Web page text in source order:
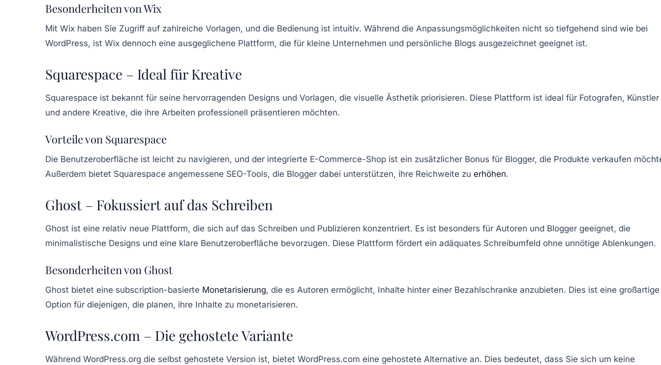
Besonderheiten von Wix
Mit Wix haben Sie Zugriff auf zahlreiche Vorlagen, und die Bedienung ist intuitiv. Während die Anpassungsmöglichkeiten nicht so tiefgehend sind wie bei
WordPress, ist Wix dennoch eine ausgeglichene Plattform, die für kleine Unternehmen und persönliche Blogs ausgezeichnet geeignet ist.
Squarespace – Ideal für Kreative
Squarespace ist bekannt für seine hervorragenden Designs und Vorlagen, die visuelle Ästhetik priorisieren. Diese Plattform ist ideal für Fotografen, Künstler
und andere Kreative, die ihre Arbeiten professionell präsentieren möchten.
Vorteile von Squarespace
Die Benutzeroberfläche ist leicht zu navigieren, und der integrierte E-Commerce-Shop ist ein zusätzlicher Bonus für Blogger, die Produkte verkaufen
Außerdem bietet Squarespace angemessene SEO-Tools, die Blogger dabei unterstützen, ihre Reichweite zu erhöhen.
Ghost – Fokussiert auf das Schreiben
Ghost ist eine relativ neue Plattform, die sich auf das Schreiben und Publizieren konzentriert. Es ist besonders für Autoren und Blogger geeignet, die
minimalistische Designs und eine klare Benutzeroberfläche bevorzugen. Diese Plattform fördert ein adäquates Schreibumfeld ohne unnötige Ablenkungen.
Besonderheiten von Ghost
Ghost bietet eine subscription-basierte Monetarisierung, die es Autoren ermöglicht, Inhalte hinter einer Bezahlschranke anzubieten. Dies ist eine großartige
Option für diejenigen, die planen, ihre Inhalte zu monetarisieren.
WordPress.com – Die gehostete Variante
Während WordPress.org die selbst gehostete Version ist, bietet WordPress.com eine gehostete Alternative an. Dies bedeutet, dass Sie sich um keine